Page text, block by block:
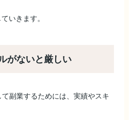
いきます。
がないと厳しい
副業するためには、実績やスキ